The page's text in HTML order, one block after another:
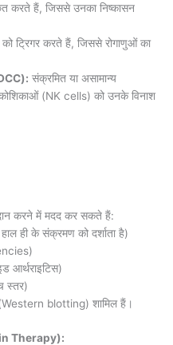
करते हैं, जिससे उनका निष्कासन
ट्रिगर करते हैं, जिससे रोगाणुओं का
संक्रमित या असामान्य
(NK cells) को उनके विनाश
करने में मदद कर सकते हैं:
ही के संक्रमण को दर्शाता है)
आर्थराइटिस)
स्तर)
blotting) शामिल हैं।
Therapy):